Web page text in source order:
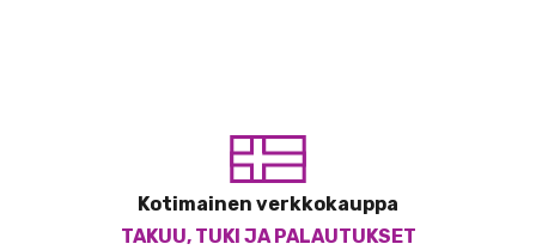
Kotimainen verkkokauppa
TAKUU, TUKI JA PALAUTUKSET